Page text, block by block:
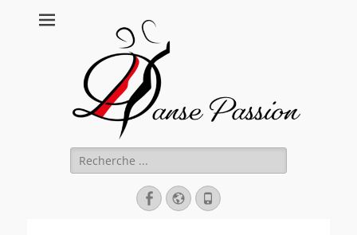
Rechercher :
Facebook
Site
web
Tél